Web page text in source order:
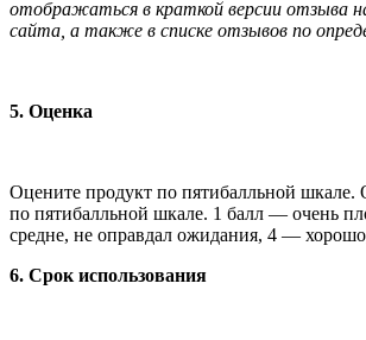
отображаться в краткой версии отзыва
сайта, а также в списке отзывов по
5. Оценка
Оцените продукт по пятибалльной шкале.
по пятибалльной шкале. 1 балл — очень
средне, не оправдал ожидания, 4 —
6. Срок использования